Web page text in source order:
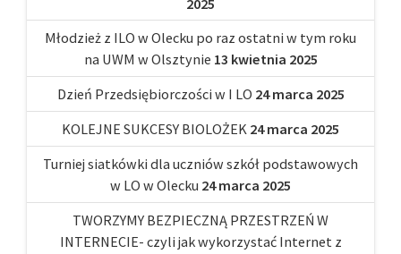
Młodzież z ILO w Olecku po raz ostatni w tym roku
na UWM w Olsztynie 13 kwietnia 2025
Dzień Przedsiębiorczości w I LO 24 marca 2025
KOLEJNE SUKCESY BIOLOŻEK 24 marca 2025
Turniej siatkówki dla uczniów szkół podstawowych
w LO w Olecku 24 marca 2025
TWORZYMY BEZPIECZNĄ PRZESTRZEŃ W
INTERNECIE- czyli jak wykorzystać Internet z